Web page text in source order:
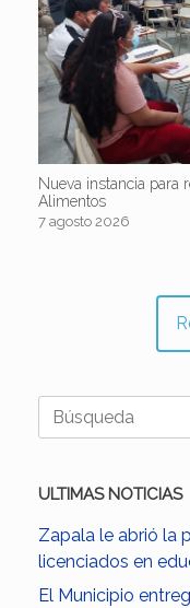
Nueva instancia para
Alimentos
7 agosto 2026
Buscar:
ULTIMAS NOTICIAS
Zapala le abrió la
licenciados en
El Municipio